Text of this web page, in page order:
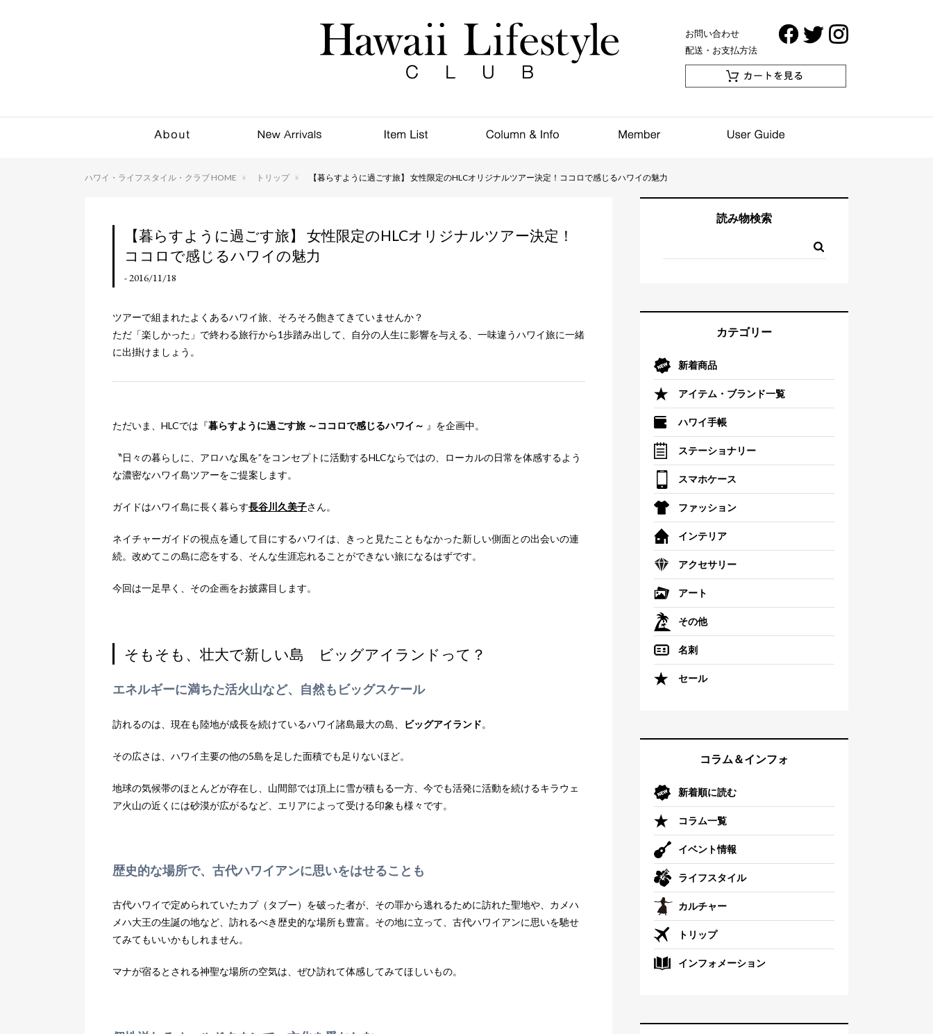
お問い合わせ
配送・お支払方法
ハワイ・ライフスタイル・クラブ HOME トリップ 【暮らすように過ごす旅】 女性限定のHLCオリジナルツアー決定！ココロで感じるハワイの魅力
【暮らすように過ごす旅】 女性限定のHLCオリジナルツアー決定！
ココロで感じるハワイの魅力
- 2016/11/18
ツアーで組まれたよくあるハワイ旅、そろそろ飽きてきていませんか？
ただ「楽しかった」で終わる旅行から1歩踏み出して、自分の人生に影響を与える、一味違うハワイ旅に一緒
に出掛けましょう。
ただいま、HLCでは『暮らすように過ごす旅 ～ココロで感じるハワイ～ 』を企画中。
〝日々の暮らしに、アロハな風を”をコンセプトに活動するHLCならではの、ローカルの日常を体感するよう
な濃密なハワイ島ツアーをご提案します。
ガイドはハワイ島に長く暮らす長谷川久美子さん。
ネイチャーガイドの視点を通して目にするハワイは、きっと見たこともなかった新しい側面との出会いの連
続。改めてこの島に恋をする、そんな生涯忘れることができない旅になるはずです。
今回は一足早く、その企画をお披露目します。
そもそも、壮大で新しい島 ビッグアイランドって？
エネルギーに満ちた活火山など、自然もビッグスケール
訪れるのは、現在も陸地が成長を続けているハワイ諸島最大の島、 ビッグアイランド。
その広さは、ハワイ主要の他の5島を足した面積でも足りないほど。
地球の気候帯のほとんどが存在し、山間部では頂上に雪が積もる一方、今でも活発に活動を続けるキラウェ
ア火山の近くには砂漠が広がるなど、エリアによって受ける印象も様々です。
歴史的な場所で、古代ハワイアンに思いをはせることも
古代ハワイで定められていたカプ（タブー）を破った者が、その罪から逃れるために訪れた聖地や、カメハ
メハ大王の生誕の地など、訪れるべき歴史的な場所も豊富。その地に立って、古代ハワイアンに思いを馳せ
てみてもいいかもしれません。
マナが宿るとされる神聖な場所の空気は、ぜひ訪れて体感してみてほしいもの。
読み物検索
カテゴリー
新着商品
アイテム・ブランド一覧
ハワイ手帳
ステーショナリー
スマホケース
ファッション
インテリア
アクセサリー
アート
その他
名刺
セール
コラム＆インフォ
新着順に読む
コラム一覧
イベント情報
ライフスタイル
カルチャー
トリップ
インフォメーション